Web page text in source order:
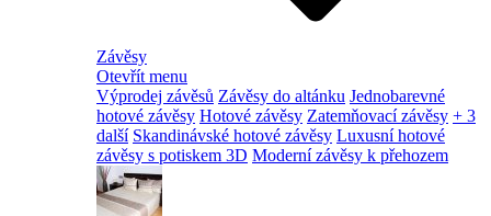
Závěsy
Otevřít menu
Výprodej závěsů Závěsy do altánku Jednobarevné
hotové závěsy Hotové závěsy Zatemňovací závěsy + 3
další Skandinávské hotové závěsy Luxusní hotové
závěsy s potiskem 3D Moderní závěsy k přehozem